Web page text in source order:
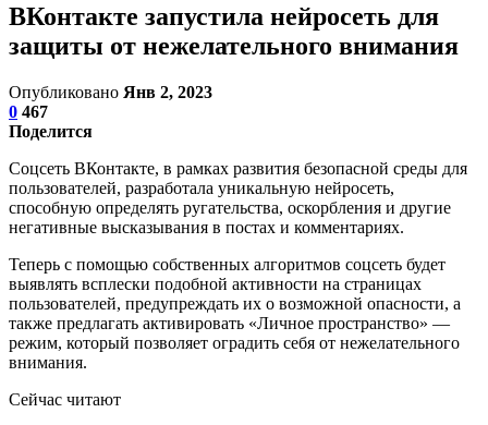
ВКонтакте запустила нейросеть для
защиты от нежелательного внимания
Опубликовано Янв 2, 2023
0 467
Поделится
Соцсеть ВКонтакте, в рамках развития безопасной среды для
пользователей, разработала уникальную нейросеть,
способную определять ругательства, оскорбления и другие
негативные высказывания в постах и комментариях.
Теперь с помощью собственных алгоритмов соцсеть будет
выявлять всплески подобной активности на страницах
пользователей, предупреждать их о возможной опасности, а
также предлагать активировать «Личное пространство» —
режим, который позволяет оградить себя от нежелательного
внимания.
Сейчас читают